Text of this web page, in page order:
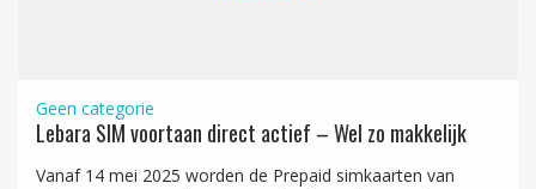
Geen categorie
Lebara SIM voortaan direct actief – Wel zo makkelijk
Vanaf 14 mei 2025 worden de Prepaid simkaarten van